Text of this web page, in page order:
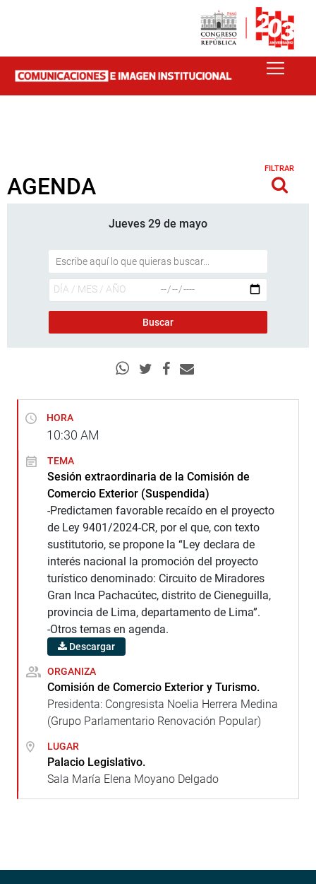
AGENDA
FILTRAR
Jueves 29 de mayo
HORA
10:30 AM
TEMA
Sesión extraordinaria de la Comisión de
Comercio Exterior (Suspendida)
-Predictamen favorable recaído en el proyecto
de Ley 9401/2024-CR, por el que, con texto
sustitutorio, se propone la “Ley declara de
interés nacional la promoción del proyecto
turístico denominado: Circuito de Miradores
Gran Inca Pachacútec, distrito de Cieneguilla,
provincia de Lima, departamento de Lima”.
-Otros temas en agenda.
Descargar
ORGANIZA
Comisión de Comercio Exterior y Turismo.
Presidenta: Congresista Noelia Herrera Medina
(Grupo Parlamentario Renovación Popular)
LUGAR
Palacio Legislativo.
Sala María Elena Moyano Delgado